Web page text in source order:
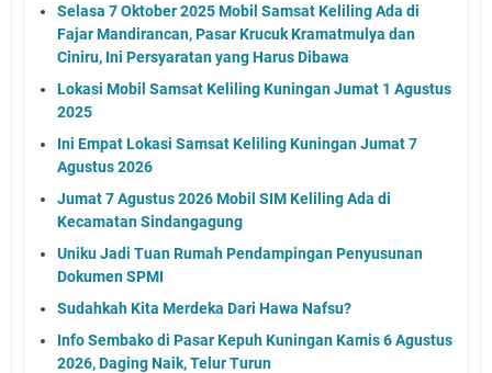
Selasa 7 Oktober 2025 Mobil Samsat Keliling Ada di
Fajar Mandirancan, Pasar Krucuk Kramatmulya dan
Ciniru, Ini Persyaratan yang Harus Dibawa
Lokasi Mobil Samsat Keliling Kuningan Jumat 1 Agustus
2025
Ini Empat Lokasi Samsat Keliling Kuningan Jumat 7
Agustus 2026
Jumat 7 Agustus 2026 Mobil SIM Keliling Ada di
Kecamatan Sindangagung
Uniku Jadi Tuan Rumah Pendampingan Penyusunan
Dokumen SPMI
Sudahkah Kita Merdeka Dari Hawa Nafsu?
Info Sembako di Pasar Kepuh Kuningan Kamis 6 Agustus
2026, Daging Naik, Telur Turun